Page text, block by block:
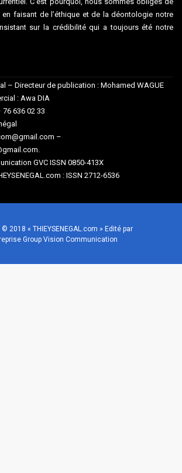
faisant de l’éthique et de la déontologie notre
sur la crédibilité qui a toujours été notre
– Directeur de publication : Mohamed WAGUE
: Awa DIA
636 02 33
–
GVC ISSN 0850-413X
: ISSN 2712-6536
2018 « THIEYSENEGAL.com » Edité par
Group Vision Communication